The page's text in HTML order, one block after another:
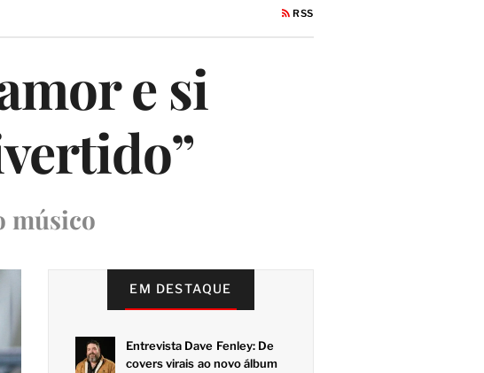
RSS
e si
músico
EM DESTAQUE
Entrevista Dave Fenley: De
covers virais ao novo álbum